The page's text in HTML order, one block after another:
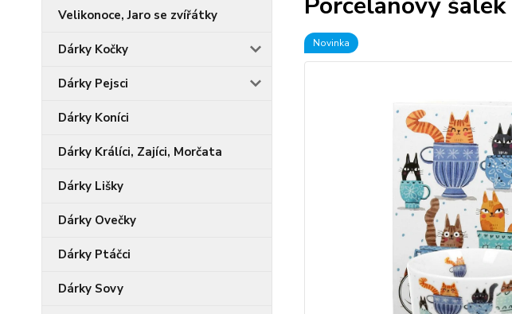
Velikonoce, Jaro se zvířátky
Dárky Kočky
Dárky Pejsci
Dárky Koníci
Dárky Králíci, Zajíci, Morčata
Dárky Lišky
Dárky Ovečky
Dárky Ptáčci
Dárky Sovy
Novinka